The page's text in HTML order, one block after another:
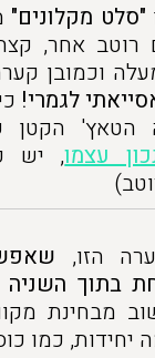
"סלט מקלונים"
אחר,
וכמובן
לגמרי!
הטאץ'
עצמו, יש
הזו,
בתוך
מבחינת
כמו